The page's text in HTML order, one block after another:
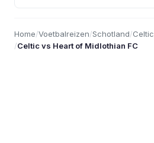
Home/Voetbalreizen/Schotland/Celtic
/Celtic vs Heart of Midlothian FC